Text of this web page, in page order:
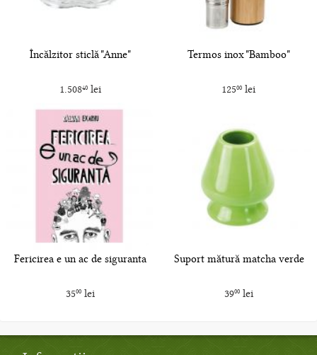
Încălzitor sticlă "Anne"
1.50840lei
Termos inox "Bamboo"
12500 lei
Fericirea e un ac de siguranta
3500lei
Suport mătură matcha verde
3900lei